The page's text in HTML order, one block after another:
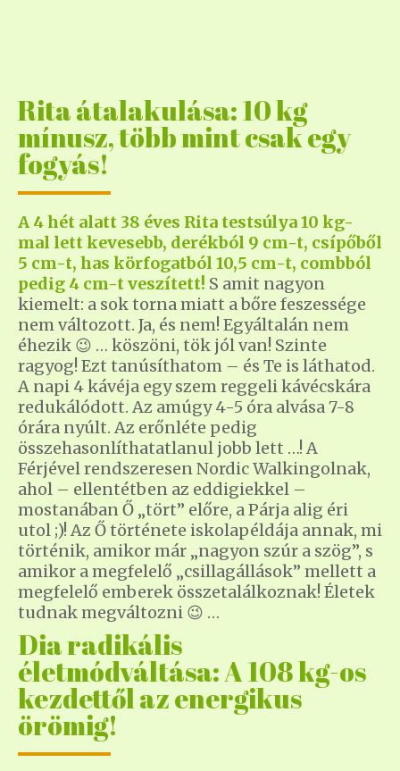
Rita átalakulása: 10 kg
mínusz, több mint csak egy
fogyás!
A 4 hét alatt 38 éves Rita testsúlya 10 kg-
mal lett kevesebb, derékból 9 cm-t, csípőből
5 cm-t, has körfogatból 10,5 cm-t, combból
pedig 4 cm-t veszített! S amit nagyon
kiemelt: a sok torna miatt a bőre feszessége
nem változott. Ja, és nem! Egyáltalán nem
éhezik 😉 … köszöni, tök jól van! Szinte
ragyog! Ezt tanúsíthatom – és Te is láthatod.
A napi 4 kávéja egy szem reggeli kávécskára
redukálódott. Az amúgy 4-5 óra alvása 7-8
órára nyúlt. Az erőnléte pedig
összehasonlíthatatlanul jobb lett …! A
Férjével rendszeresen Nordic Walkingolnak,
ahol – ellentétben az eddigiekkel –
mostanában Ő „tört” előre, a Párja alig éri
utol ;)! Az Ő története iskolapéldája annak, mi
történik, amikor már „nagyon szúr a szög”, s
amikor a megfelelő „csillagállások” mellett a
megfelelő emberek összetalálkoznak! Életek
tudnak megváltozni 😉 …
Dia radikális
életmódváltása: A 108 kg-os
kezdettől az energikus
örömig!